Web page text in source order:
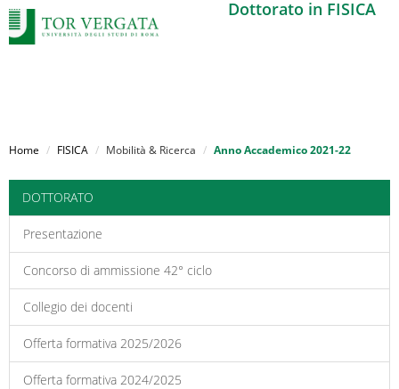
al
principale
Dottorato in FISICA
Home FISICA Mobilità & Ricerca Anno Accademico 2021-22
DOTTORATO
Presentazione
Concorso di ammissione 42° ciclo
Collegio dei docenti
Offerta formativa 2025/2026
Offerta formativa 2024/2025